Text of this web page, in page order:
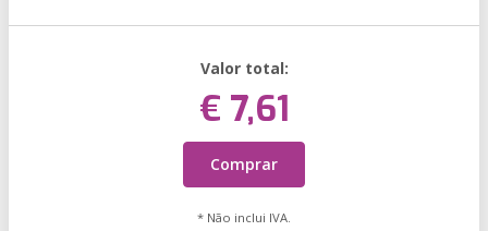
Valor total:
€ 7,61
Comprar
* Não inclui IVA.